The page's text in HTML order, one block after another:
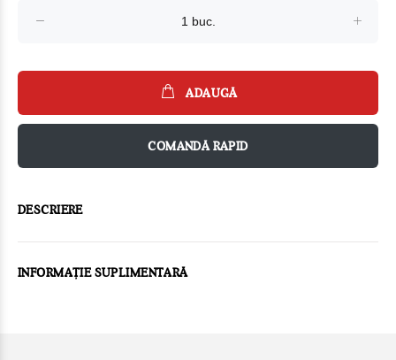
ADAUGĂ
COMANDĂ RAPID
DESCRIERE
INFORMAȚIE SUPLIMENTARĂ